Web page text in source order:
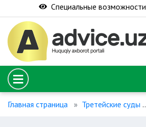
Специальные возможности
Главная страница Третейские суды